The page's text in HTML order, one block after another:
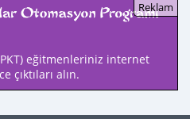
eğitmenleriniz internet
çıktıları alın.